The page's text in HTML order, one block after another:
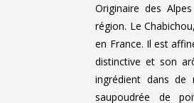
Originaire des
région. Le
en France. Il est
distinctive et son
ingrédient dans de
saupoudrée de